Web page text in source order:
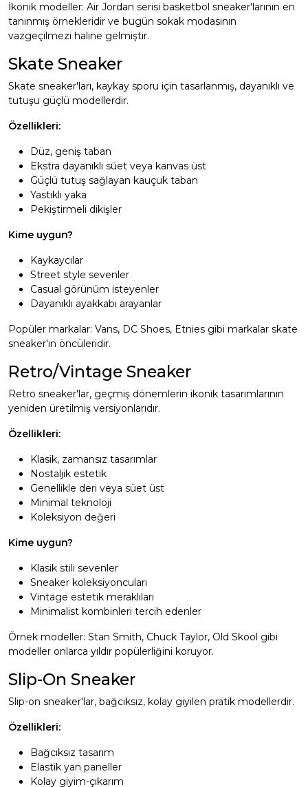
İkonik modeller: Air Jordan serisi basketbol sneaker'larının en
tanınmış örnekleridir ve bugün sokak modasının
vazgeçilmezi haline gelmiştir.
Skate Sneaker
Skate sneaker'ları, kaykay sporu için tasarlanmış, dayanıklı ve
tutuşu güçlü modellerdir.
Özellikleri:
Düz, geniş taban
Ekstra dayanıklı süet veya kanvas üst
Güçlü tutuş sağlayan kauçuk taban
Yastıklı yaka
Pekiştirmeli dikişler
Kime uygun?
Kaykaycılar
Street style sevenler
Casual görünüm isteyenler
Dayanıklı ayakkabı arayanlar
Popüler markalar: Vans, DC Shoes, Etnies gibi markalar skate
sneaker'ın öncüleridir.
Retro/Vintage Sneaker
Retro sneaker'lar, geçmiş dönemlerin ikonik tasarımlarının
yeniden üretilmiş versiyonlarıdır.
Özellikleri:
Klasik, zamansız tasarımlar
Nostaljik estetik
Genellikle deri veya süet üst
Minimal teknoloji
Koleksiyon değeri
Kime uygun?
Klasik stili sevenler
Sneaker koleksiyoncuları
Vintage estetik meraklıları
Minimalist kombinleri tercih edenler
Örnek modeller: Stan Smith, Chuck Taylor, Old Skool gibi
modeller onlarca yıldır popülerliğini koruyor.
Slip-On Sneaker
Slip-on sneaker'lar, bağcıksız, kolay giyilen pratik modellerdir.
Özellikleri:
Bağcıksız tasarım
Elastik yan paneller
Kolay giyim-çıkarım